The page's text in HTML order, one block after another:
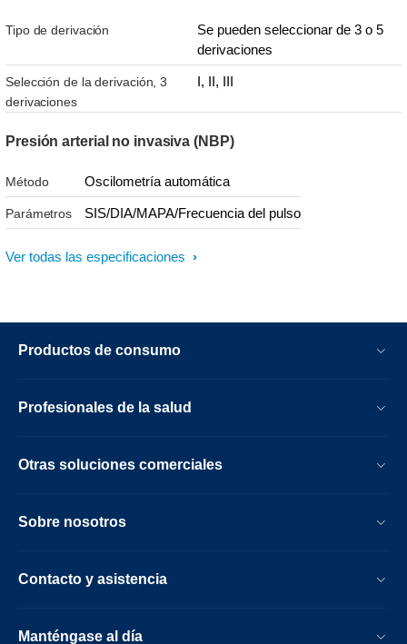
Tipo de derivación
Se pueden seleccionar de 3 o 5
derivaciones
Selección de la derivación, 3
derivaciones
I, II, III
Presión arterial no invasiva (NBP)
Método Oscilometría automática
Parámetros SIS/DIA/MAPA/Frecuencia del pulso
Ver todas las especificaciones
Productos de consumo
Profesionales de la salud
Otras soluciones comerciales
Sobre nosotros
Contacto y asistencia
Manténgase al día